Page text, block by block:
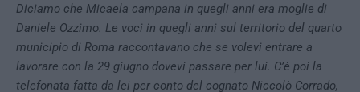
Diciamo che Micaela campana in quegli anni era moglie di
Daniele Ozzimo. Le voci in quegli anni sul territorio del quarto
municipio di Roma raccontavano che se volevi entrare a
lavorare con la 29 giugno dovevi passare per lui. C’è poi la
telefonata fatta da lei per conto del cognato Niccolò Corrado,